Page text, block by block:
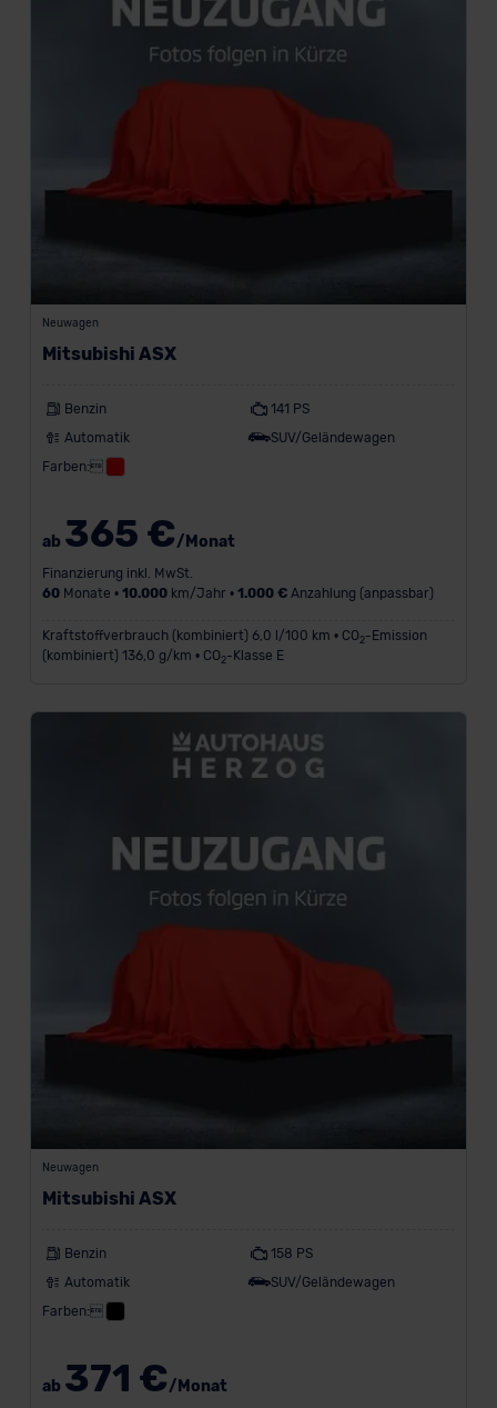
Neuwagen
Mitsubishi ASX
Benzin
141 PS
Automatik
SUV/Geländewagen
Farben:
ab 365 €/Monat
Finanzierung inkl. MwSt.
60Monate • 10.000km/Jahr • 1.000 €Anzahlung (anpassbar)
Kraftstoffverbrauch (kombiniert) 6,0 l/100 km • CO 2-Emission
(kombiniert) 136,0 g/km • CO 2-Klasse E
Neuwagen
Mitsubishi ASX
Benzin
158 PS
Automatik
SUV/Geländewagen
Farben:
ab 371 €/Monat